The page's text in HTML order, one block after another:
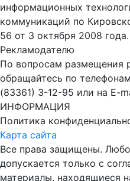
информационных
коммуникаций по
56 от 3 октября 2008 года.
Рекламодателю
По вопросам размещения
обращайтесь по
(83361) 3-12-95 или на E-
ИНФОРМАЦИЯ
Политика
Карта сайта
Все права защищены.
допускается только с
материалы, находящиеся